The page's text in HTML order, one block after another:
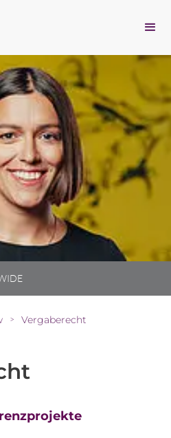
> Vergaberecht